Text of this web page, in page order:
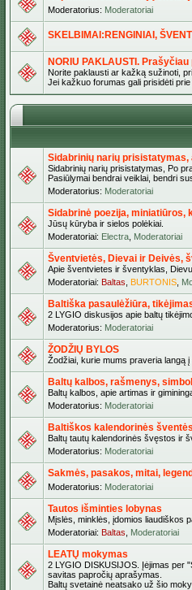
Moderatorius: Moderatoriai
SKELBIMAI:RENGINIAI,
NORIU PAKLAUSTI. Prašyčiau
Norite paklausti ar kažką sužinoti,
Jei kažkuo forumas gali prisidėti
Sidabrinių narių
Sidabrinių narių prisistatymas, Po
Pasiūlymai bendrai veiklai, bendri
Moderatorius: Moderatoriai
Sidabrinė poezija, miniatiūros,
Jūsų kūryba ir sielos polėkiai.
Moderatoriai: Electra Moderatoriai
Šventvietės, Dievai ir Deivės,
Apie šventvietes ir šventyklas,
Moderatoriai: Baltas BURTONIS
Baltiška pasaulėžiūra,
2 LYGIO diskusijos apie baltų
Moderatorius: Moderatoriai
ŽODŽIŲ BYLOS
Žodžiai, kurie mums praveria langą
Baltų kalbos, rašmenys,
Baltų kalbos, apie artimas ir
Moderatorius: Moderatoriai
Baltiškos kalendorinės šventės
Baltų tautų kalendorinės švęstos ir
Moderatorius: Moderatoriai
Sakmės, pasakos, mitai,
Moderatorius: Moderatoriai
Tautos išminties lobynas
Mįslės, minklės, įdomios liaudiškos
Moderatoriai: Baltas Moderatoriai
LEATŲ mokymas
2 LYGIO DISKUSIJOS. Įėjimas per
savitas papročių aprašymas.
Baltų svetainė neatsako už šio